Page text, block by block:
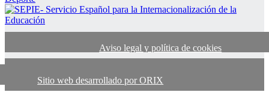
Aviso legal y política de cookies
Sitio web desarrollado por ORIX